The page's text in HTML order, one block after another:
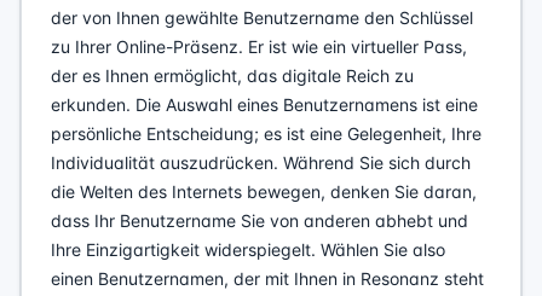
der von Ihnen gewählte Benutzername den Schlüssel
zu Ihrer Online-Präsenz. Er ist wie ein virtueller Pass,
der es Ihnen ermöglicht, das digitale Reich zu
erkunden. Die Auswahl eines Benutzernamens ist eine
persönliche Entscheidung; es ist eine Gelegenheit, Ihre
Individualität auszudrücken. Während Sie sich durch
die Welten des Internets bewegen, denken Sie daran,
dass Ihr Benutzername Sie von anderen abhebt und
Ihre Einzigartigkeit widerspiegelt. Wählen Sie also
einen Benutzernamen, der mit Ihnen in Resonanz steht